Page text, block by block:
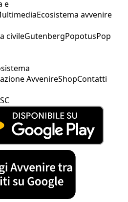
e
Ecosistema avvenire
civileGutenbergPopotusPop
AvvenireShopContatti